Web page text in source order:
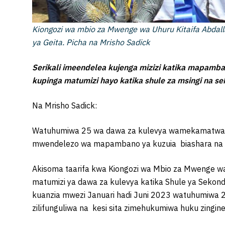
Kiongozi wa mbio za Mwenge wa Uhuru Kitaifa
ya Geita. Picha na Mrisho Sadick
Serikali imeendelea kujenga mizizi katika
kupinga matumizi hayo katika shule za msingi na
Na Mrisho Sadick:
Watuhumiwa 25 wa dawa za kulevya
mwendelezo wa mapambano ya kuzuia biashara
Akisoma taarifa kwa Kiongozi wa Mbio za Mwenge
matumizi ya dawa za kulevya katika Shule ya
kuanzia mwezi Januari hadi Juni 2023
zilifunguliwa na kesi sita zimehukumiwa huku